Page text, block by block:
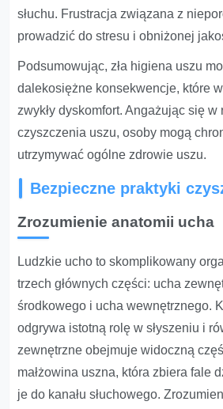
słuchu. Frustracja związana z
prowadzić do stresu i obniżonej
Podsumowując, zła higiena uszu
dalekosiężne konsekwencje, które
zwykły dyskomfort. Angażując się
czyszczenia uszu, osoby mogą
utrzymywać ogólne zdrowie uszu.
Bezpieczne praktyki
Zrozumienie anatomii ucha
Ludzkie ucho to skomplikowany
trzech głównych części: ucha
środkowego i ucha wewnętrznego.
odgrywa istotną rolę w słyszeniu i
zewnętrzne obejmuje widoczną
małżowina uszna, która zbiera fale
je do kanału słuchowego.